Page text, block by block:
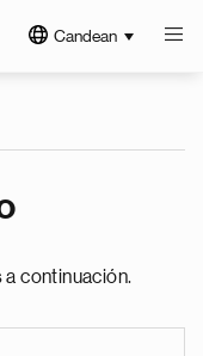
Candean
continuación.